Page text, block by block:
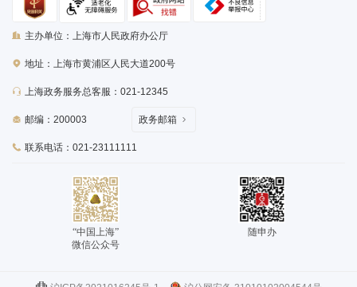
主办单位：上海市人民政府办公厅
地址：上海市黄浦区人民大道200号
上海政务服务总客服：021-12345
邮编：200003
联系电话：021-23111111
政务邮箱
“中国上海”
微信公众号
随申办